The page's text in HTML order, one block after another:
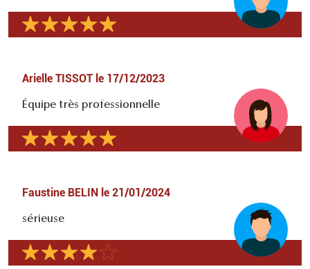
Arielle TISSOT le 17/12/2023
Équipe très professionnelle
Faustine BELIN le 21/01/2024
sérieuse